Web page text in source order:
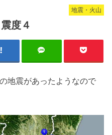
地震・火山
度４
地震があったようなので